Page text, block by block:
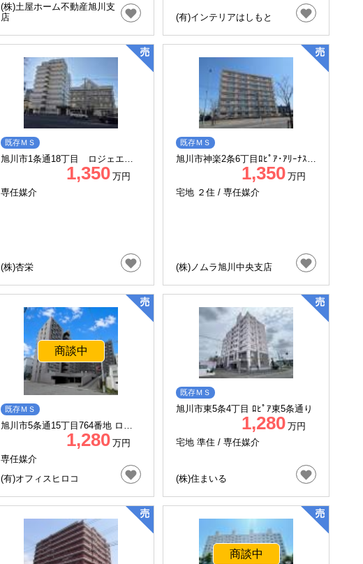
(株)土屋ホーム不動産旭川支
店
(有)インテリアはしもと
既存ＭＳ
旭川市1条通18丁目 ロジェエス
1,350 万円
専任媒介
(株)杏栄
既存ＭＳ
旭川市神楽2条6丁目ﾛﾋﾟｱ･ｱﾘｰﾅｽｸ
1,350 万円
宅地 ２住 / 専任媒介
(株)ノムラ旭川中央支店
商談中
既存ＭＳ
旭川市5条通15丁目764番地 ロジ
ェウインズ608号室1,280 万円
専任媒介
(有)オフィスヒロコ
既存ＭＳ
旭川市東5条4丁目 ﾛﾋﾟｱ東5条通り
1,280 万円
宅地 準住 / 専任媒介
(株)住まいる
商談中